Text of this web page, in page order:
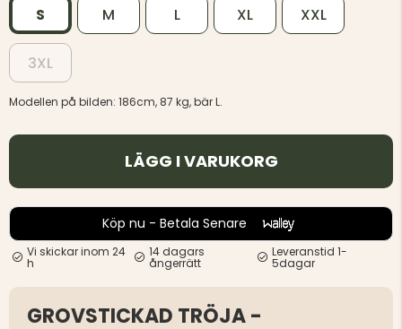
S M L XL XXL
3XL
Modellen på bilden: 186cm, 87 kg, bär L.
LÄGG I VARUKORG
Köp nu - Betala Senare
Vi skickar inom 24
h
14 dagars
ångerrätt
Leveranstid 1-
5dagar
GROVSTICKAD TRÖJA -